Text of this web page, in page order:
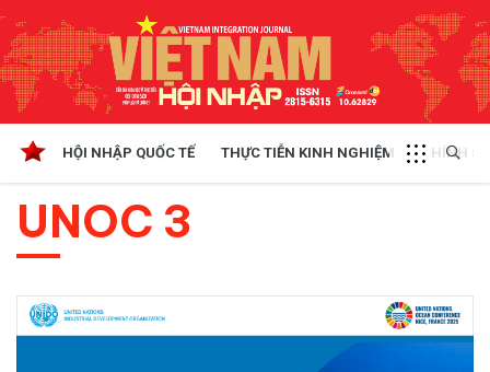
HỘI NHẬP QUỐC TẾ THỰC TIỄN KINH NGHIỆM CHÍNH
UNOC 3